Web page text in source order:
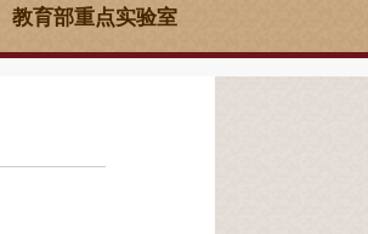
教育部重点实验室